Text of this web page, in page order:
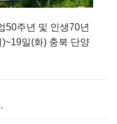
50주년 및 인생70년
일(화) 충북 단양